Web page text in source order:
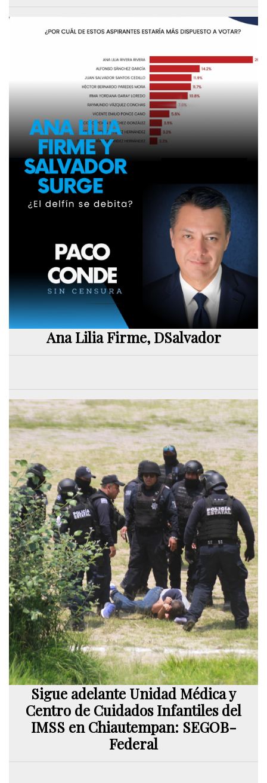
Ana Lilia Firme, DSalvador
Sigue adelante Unidad Médica y
Centro de Cuidados Infantiles del
IMSS en Chiautempan: SEGOB-
Federal